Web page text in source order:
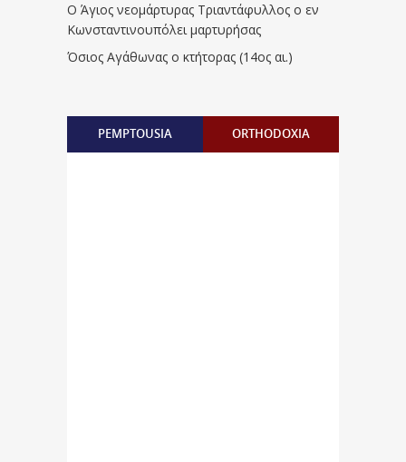
Ο Άγιος νεομάρτυρας Τριαντάφυλλος ο εν
Κωνσταντινουπόλει μαρτυρήσας
Όσιος Αγάθωνας ο κτήτορας (14ος αι.)
PEMPTOUSIA ORTHODOXIA